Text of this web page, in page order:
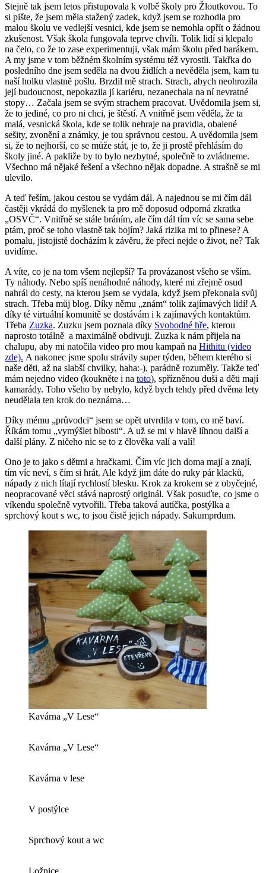
Stejně tak jsem letos přistupovala k volbě školy pro Žloutkovou. To
si pište, že jsem měla stažený zadek, když jsem se rozhodla pro
malou školu ve vedlejší vesnici, kde jsem se nemohla opřít o žádnou
zkušenost. Však škola fungovala teprve chvíli. Tolik lidí si klepalo
na čelo, co že to zase experimentuji, však mám školu před barákem.
A my jsme v tom běžném školním systému též vyrostli. Takřka do
posledního dne jsem seděla na dvou židlích a nevěděla jsem, kam tu
naší holku vlastně pošlu. Brzdil mě strach. Strach, abych neohrozila
její budoucnost, nepokazila jí kariéru, nezanechala na ní nevratné
stopy… Začala jsem se svým strachem pracovat. Uvědomila jsem si,
že to jediné, co pro ni chci, je štěstí. A vnitřně jsem věděla, že ta
malá, vesnická škola, kde se tolik nehraje na pravidla, obalené
sešity, zvonění a známky, je tou správnou cestou. A uvědomila jsem
si, že to nejhorší, co se může stát, je to, že ji prostě přehlásím do
školy jiné. A pakliže by to bylo nezbytné, společně to zvládneme.
Všechno má nějaké řešení a všechno nějak dopadne. A strašně se mi
ulevilo.
A teď řeším, jakou cestou se vydám dál. A najednou se mi čím dál
častěji vkrádá do myšlenek ta pro mě doposud odporná zkratka
„OSVČ“. Vnitřně se stále bráním, ale čím dál tím víc se sama sebe
ptám, proč se toho vlastně tak bojím? Jaká rizika mi to přinese? A
pomalu, jistojistě docházím k závěru, že přeci nejde o život, ne? Tak
uvidíme.
A víte, co je na tom všem nejlepší? Ta provázanost všeho se vším.
Ty náhody. Nebo spíš nenáhodné náhody, které mi zřejmě osud
nahrál do cesty, na kterou jsem se vydala, když jsem překonala svůj
strach. Třeba můj blog. Díky němu „znám“ tolik zajímavých lidí! A
díky té virtuální komunitě se dostávám i k zajímavých kontaktům.
Třeba Zuzka. Zuzku jsem poznala díky Svobodné hře, kterou
naprosto totálně a maximálně obdivuji. Zuzka k nám přijela na
chalupu, aby mi natočila video pro mou kampaň na Hithitu (video
zde). A nakonec jsme spolu strávily super týden, během kterého si
naše děti, až na slabší chvilky, haha:-), parádně rozuměly. Takže teď
mám nejedno video (koukněte i na toto), spřízněnou duši a děti mají
kamarády. Toho všeho by nebylo, když bych tehdy před dvěma lety
neudělala ten krok do neznáma…
Díky mému „průvodci“ jsem se opět utvrdila v tom, co mě baví.
Říkám tomu „vymýšlet blbosti“. A už se mi v hlavě líhnou další a
další plány. Z ničeho nic se to z člověka valí a valí!
Ono je to jako s dětmi a hračkami. Čím víc jich doma mají a znají,
tím víc neví, s čím si hrát. Ale když jim dáte do ruky pár klacků,
nápady z nich lítají rychlostí blesku. Krok za krokem se z obyčejné,
neopracované věci stává naprostý originál. Však posuďte, co jsme o
víkendu společně vytvořili. Třeba taková autíčka, postýlka a
sprchový kout s wc, to jsou čistě jejich nápady. Sakumprdum.
Kavárna „V Lese“
Kavárna „V Lese“
Kavárna v lese
V postýlce
Sprchový kout a wc
Ložnice